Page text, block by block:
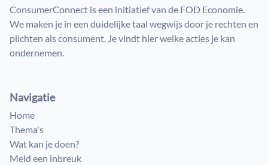
ConsumerConnect is een initiatief van de FOD Economie.
We maken je in een duidelijke taal wegwijs door je rechten en
plichten als consument. Je vindt hier welke acties je kan
ondernemen.
Navigatie
Home
Thema's
Wat kan je doen?
Meld een inbreuk